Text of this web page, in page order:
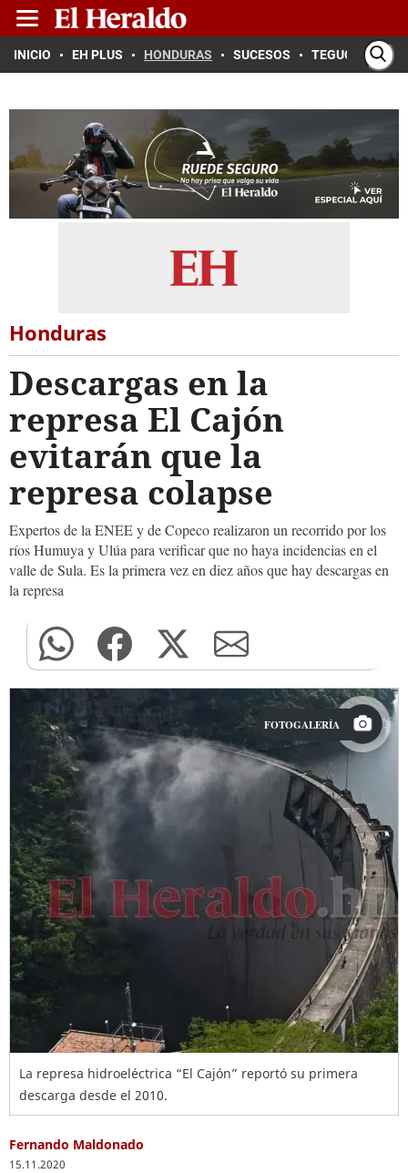
INICIO EH PLUS HONDURAS SUCESOS TEGUCIGALPA
Honduras
Descargas en la
represa El Cajón
evitarán que la
represa colapse
Expertos de la ENEE y de Copeco realizaron un recorrido por los
ríos Humuya y Ulúa para verificar que no haya incidencias en el
valle de Sula. Es la primera vez en diez años que hay descargas en
la represa
FOTOGALERÍA
La represa hidroeléctrica “El Cajón” reportó su primera
descarga desde el 2010.
Fernando Maldonado
15.11.2020